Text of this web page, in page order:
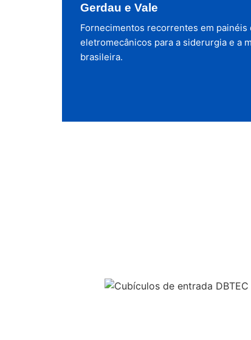
Gerdau e Vale
Fornecimentos recorrentes em painéis
eletromecânicos para a siderurgia e a
brasileira.